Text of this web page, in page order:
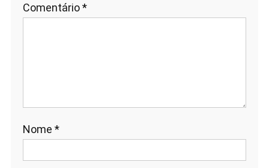
Comentário*
Nome *